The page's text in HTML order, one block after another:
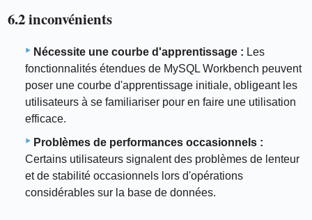
6.2 inconvénients
Nécessite une courbe d'apprentissage : Les
fonctionnalités étendues de MySQL Workbench peuvent
poser une courbe d'apprentissage initiale, obligeant les
utilisateurs à se familiariser pour en faire une utilisation
efficace.
Problèmes de performances occasionnels :
Certains utilisateurs signalent des problèmes de lenteur
et de stabilité occasionnels lors d'opérations
considérables sur la base de données.